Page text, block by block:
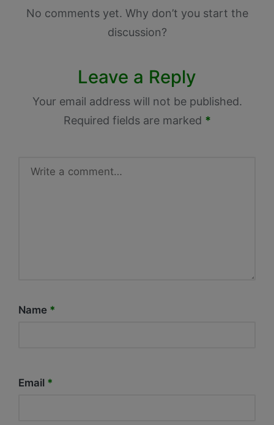
No comments yet. Why don’t you start the
discussion?
Leave a Reply
Your email address will not be published.
Required fields are marked *
Name *
Email *